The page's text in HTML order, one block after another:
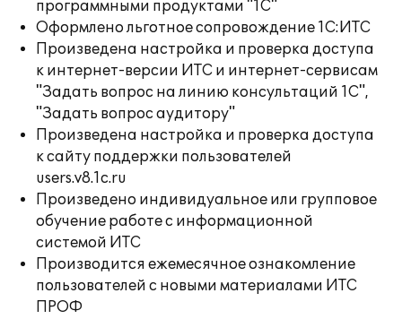
программными продуктами "1С"
Оформлено льготное сопровождение 1С:ИТС
Произведена настройка и проверка доступа
к интернет-версии ИТС и интернет-сервисам
"Задать вопрос на линию консультаций 1С",
"Задать вопрос аудитору"
Произведена настройка и проверка доступа
к сайту поддержки пользователей
users.v8.1c.ru
Произведено индивидуальное или групповое
обучение работе с информационной
системой ИТС
Производится ежемесячное ознакомление
пользователей с новыми материалами ИТС
ПРОФ